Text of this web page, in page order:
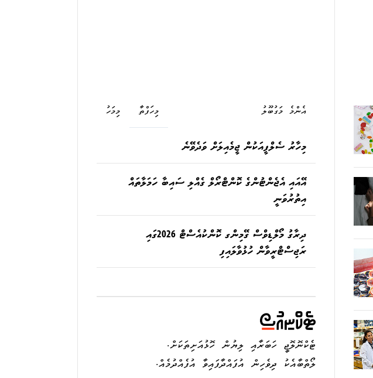
އެންމެ މަގުބޫލު މިމަހު މިހަފްތާ
މިހާރު ސެލްފީއަކުން ޖީމެއިލަށް ވަދެވޭނެ
އޭއައި އެޖެންޓުންގެ ކޮންޓްރޯލް ގެއްލި ސައިބާ ހަމަލާތައް
އިތުރުވަނީ
ދިރާގު މޯލްޑިވްސް ގޭމިންގ ކޮންކުއެސްޓް 2026ގައި
ރަޖިސްޓްރީވާން ހުޅުވާލައިފި
ޓެކްނޮލޮޖީ ހަބަރާއި ލިޔުން ހޮޅުއަށިތަކަށް.
ލޯތްބާއެކު ދިވެހިން އުފައްދާފައިވާ އުފެއްދުމެއް.